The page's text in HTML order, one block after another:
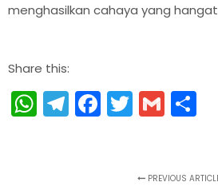
menghasilkan cahaya yang
Share this:
WhatsApp
Telegram
Facebook
Twitter
PREVIOUS